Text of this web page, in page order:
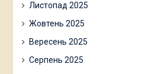
Листопад 2025
Жовтень 2025
Вересень 2025
Серпень 2025